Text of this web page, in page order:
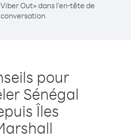
Out» dans l'en-tête de
conversation
pour
Sénégal
Îles